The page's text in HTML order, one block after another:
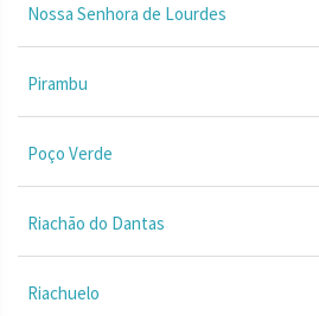
Nossa Senhora de Lourdes
Pirambu
Poço Verde
Riachão do Dantas
Riachuelo